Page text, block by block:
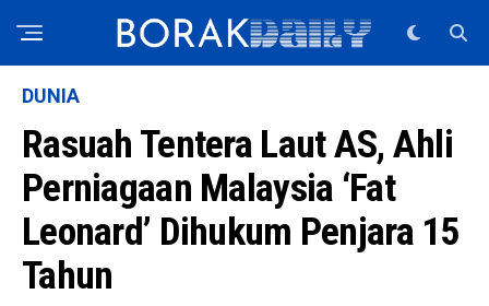
DUNIA
Rasuah Tentera Laut AS, Ahli
Perniagaan Malaysia ‘Fat
Leonard’ Dihukum Penjara 15
Tahun